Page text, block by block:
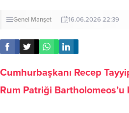
Genel Manşet 16.06.2026 22:39
Cumhurbaşkanı Recep
Rum Patriği